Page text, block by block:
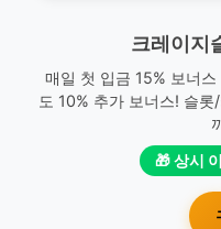
크레이지
매일 첫 입금 15% 보너
도 10% 추가 보너스! 슬
🎁 상시